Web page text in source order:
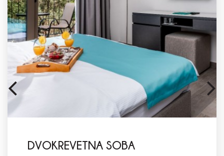
DVOKREVETNA SOBA